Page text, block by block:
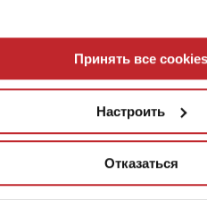
Принять все cookies
Настроить
Отказаться